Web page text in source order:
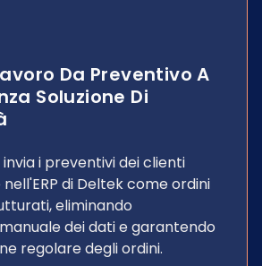
Da Preventivo A
Soluzione Di
i preventivi dei clienti
di Deltek come ordini
eliminando
dei dati e garantendo
regolare degli ordini.